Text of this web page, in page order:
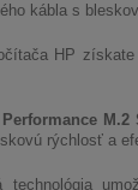
kábla s
HP
M.2
rýchlosť a